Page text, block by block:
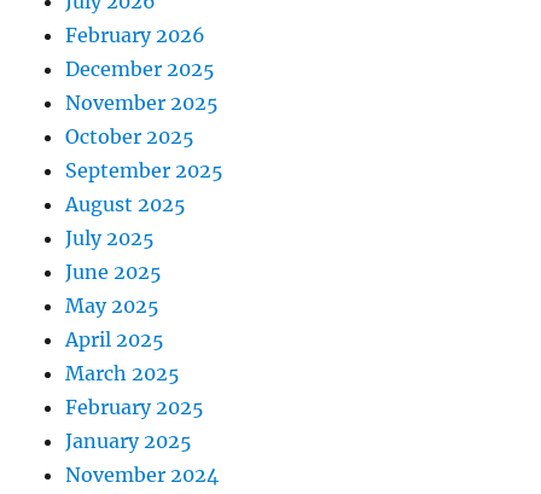
February 2026
December 2025
November 2025
October 2025
September 2025
August 2025
July 2025
June 2025
May 2025
April 2025
March 2025
February 2025
January 2025
November 2024